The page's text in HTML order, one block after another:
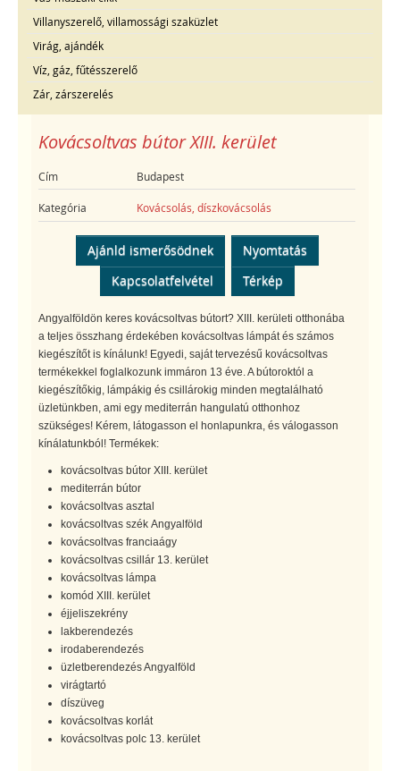
Villanyszerelő, villamossági szaküzlet
Virág, ajándék
Víz, gáz, fűtésszerelő
Zár, zárszerelés
Kovácsoltvas bútor XIII. kerület
Cím Budapest
Kategória Kovácsolás, díszkovácsolás
Ajánld ismerősödnek
Nyomtatás
Kapcsolatfelvétel
Térkép
Angyalföldön keres kovácsoltvas bútort? XIII. kerületi otthonába
a teljes összhang érdekében kovácsoltvas lámpát és számos
kiegészítőt is kínálunk! Egyedi, saját tervezésű kovácsoltvas
termékekkel foglalkozunk immáron 13 éve. A bútoroktól a
kiegészítőkig, lámpákig és csillárokig minden megtalálható
üzletünkben, ami egy mediterrán hangulatú otthonhoz
szükséges! Kérem, látogasson el honlapunkra, és válogasson
kínálatunkból! Termékek:
kovácsoltvas bútor XIII. kerület
mediterrán bútor
kovácsoltvas asztal
kovácsoltvas szék Angyalföld
kovácsoltvas franciaágy
kovácsoltvas csillár 13. kerület
kovácsoltvas lámpa
komód XIII. kerület
éjjeliszekrény
lakberendezés
irodaberendezés
üzletberendezés Angyalföld
virágtartó
díszüveg
kovácsoltvas korlát
kovácsoltvas polc 13. kerület